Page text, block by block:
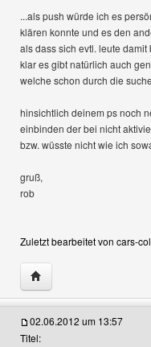
...als push würde ich es
klären konnte und es den
als dass sich evtl. leute
klar es gibt natürlich auch
welche schon durch die
hinsichtlich deinem ps noch
einbinden der bei nicht
bzw. wüsste nicht wie ich
gruß,
rob
Zuletzt bearbeitet von cars-
Website dieses
02.06.2012 um 13:57
Titel: